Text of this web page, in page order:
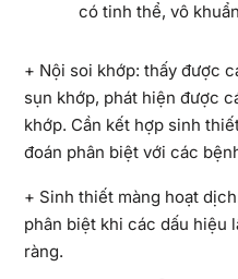
có tinh thể, vô
+ Nội soi khớp: thấy được
sụn khớp, phát hiện được
khớp. Cần kết hợp sinh
đoán phân biệt với các
+ Sinh thiết màng hoạt
phân biệt khi các dấu hiệu
ràng.